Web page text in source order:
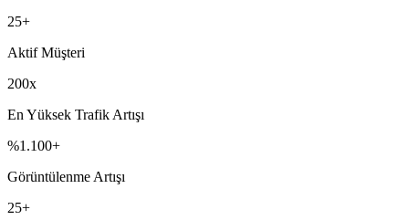
25+
Aktif Müşteri
200x
En Yüksek Trafik Artışı
%1.100+
Görüntülenme Artışı
25+